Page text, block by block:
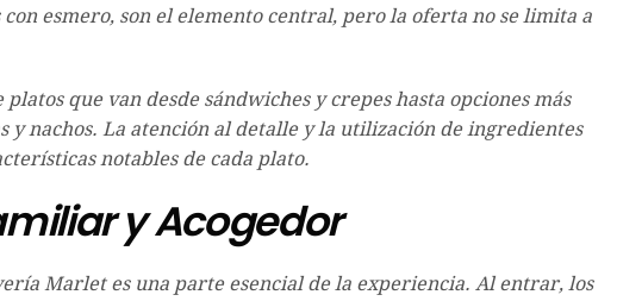
esmero, son el elemento central, pero la oferta no se limita a
que van desde sándwiches y crepes hasta opciones más
y nachos. La atención al detalle y la utilización de ingredientes
notables de cada plato.
y Acogedor
Marlet es una parte esencial de la experiencia. Al entrar, los